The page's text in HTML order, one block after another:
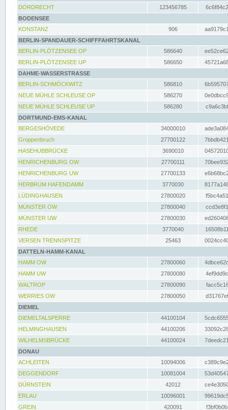
DORDRECHT
123456785
BODENSEE
KONSTANZ
906
BERLIN-SPANDAUER-SCHIFFFAHRTSKANAL
BERLIN-PLÖTZENSEE OP
586640
BERLIN-PLÖTZENSEE UP
586650
DAHME-WASSERSTRASSE
BERLIN-SCHMÖCKWITZ
586810
NEUE MÜHLE SCHLEUSE OP
586270
NEUE MÜHLE SCHLEUSE UP
586280
DORTMUND-EMS-KANAL
BERGESHÖVEDE
34000010
Groppenbruch
27700122
HASEHUBBRÜCKE
3690010
HENRICHENBURG OW
27700111
HENRICHENBURG UW
27700133
HERBRUM HAFENDAMM
3770030
LÜDINGHAUSEN
27800020
MÜNSTER OW
27800040
MÜNSTER UW
27800030
RHEDE
3770040
VERSEN TRENNSPITZE
25463
DATTELN-HAMM-KANAL
HAMM OW
27800060
HAMM UW
27800080
WALTROP
27800090
WERRIES OW
27800050
DIEMEL
DIEMELTALSPERRE
44100104
HELMINGHAUSEN
44100206
WILHELMSBRÜCKE
44100024
DONAU
ACHLEITEN
10094006
DEGGENDORF
10081004
DÜRNSTEIN
42012
ERLAU
10096001
GREIN
420091